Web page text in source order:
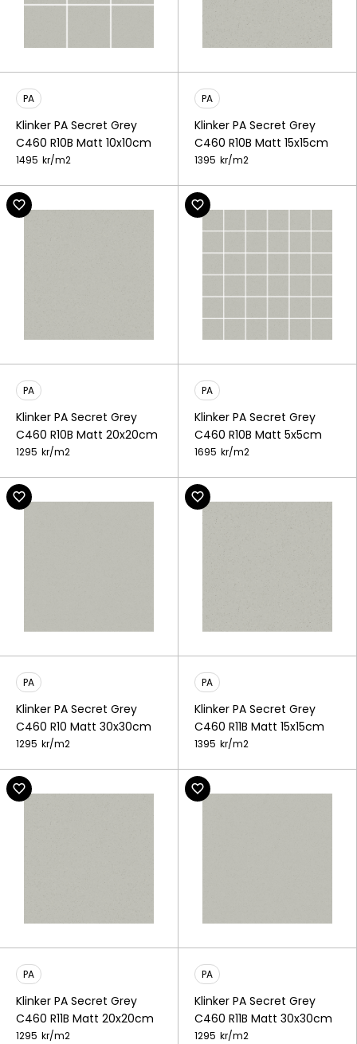
PA
Klinker PA Secret Grey
C460 R10B Matt 10x10cm
1495 kr/m2
PA
Klinker PA Secret Grey
C460 R10B Matt 15x15cm
1395 kr/m2
PA
Klinker PA Secret Grey
C460 R10B Matt 20x20cm
1295 kr/m2
PA
Klinker PA Secret Grey
C460 R10B Matt 5x5cm
1695 kr/m2
PA
Klinker PA Secret Grey
C460 R10 Matt 30x30cm
1295 kr/m2
PA
Klinker PA Secret Grey
C460 R11B Matt 15x15cm
1395 kr/m2
PA
Klinker PA Secret Grey
C460 R11B Matt 20x20cm
1295 kr/m2
PA
Klinker PA Secret Grey
C460 R11B Matt 30x30cm
1295 kr/m2